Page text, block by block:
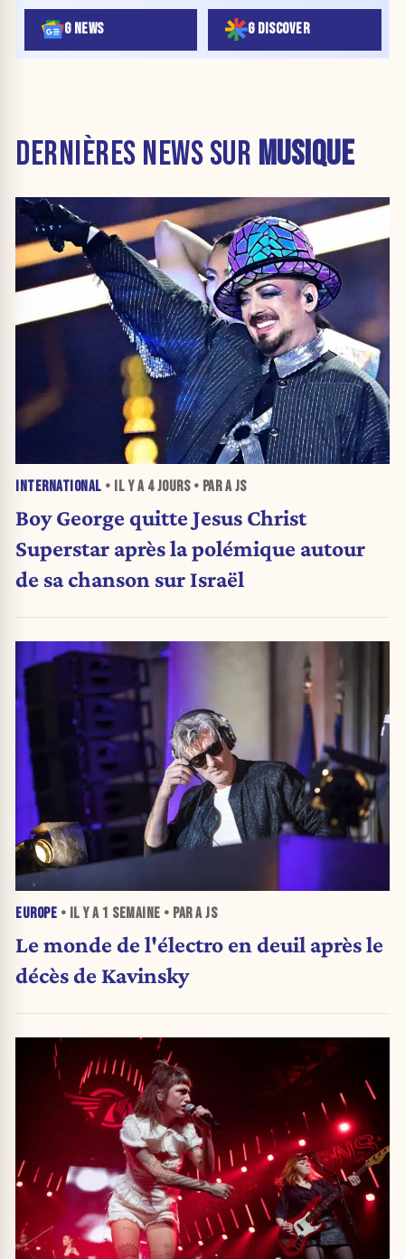
G NEWS G DISCOVER
DERNIÈRES NEWS SUR MUSIQUE
INTERNATIONAL • IL Y A 4 JOURS• PAR A JS
Boy George quitte Jesus Christ
Superstar après la polémique autour
de sa chanson sur Israël
EUROPE • IL Y A 1 SEMAINE • PAR A JS
Le monde de l'électro en deuil après le
décès de Kavinsky